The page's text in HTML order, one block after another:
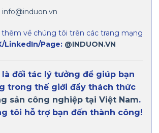
info@induon.vn
thêm về chúng tôi trên các trang mạng
LinkedIn/Page: @INDUON.VN
đối tác lý tưởng để giúp bạn
trong thế giới đầy thách thức
sản công nghiệp tại Việt Nam.
tôi hỗ trợ bạn đến thành công!